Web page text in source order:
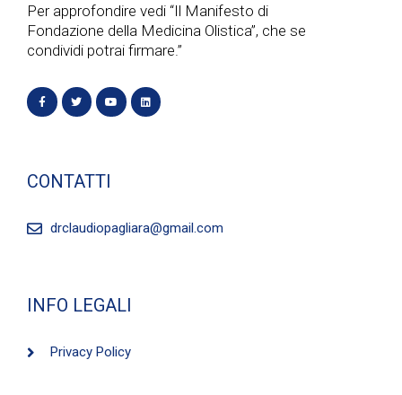
Per approfondire vedi “Il Manifesto di
Fondazione della Medicina Olistica”, che se
condividi potrai firmare.”
CONTATTI
drclaudiopagliara@gmail.com
INFO LEGALI
Privacy Policy